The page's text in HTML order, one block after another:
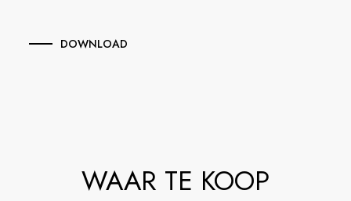
DOWNLOAD
WAAR TE KOOP